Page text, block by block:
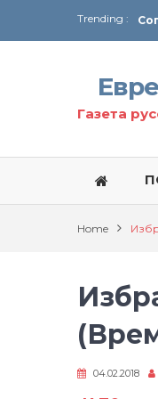
Trending :
От
Газета
Home
04.02.2018